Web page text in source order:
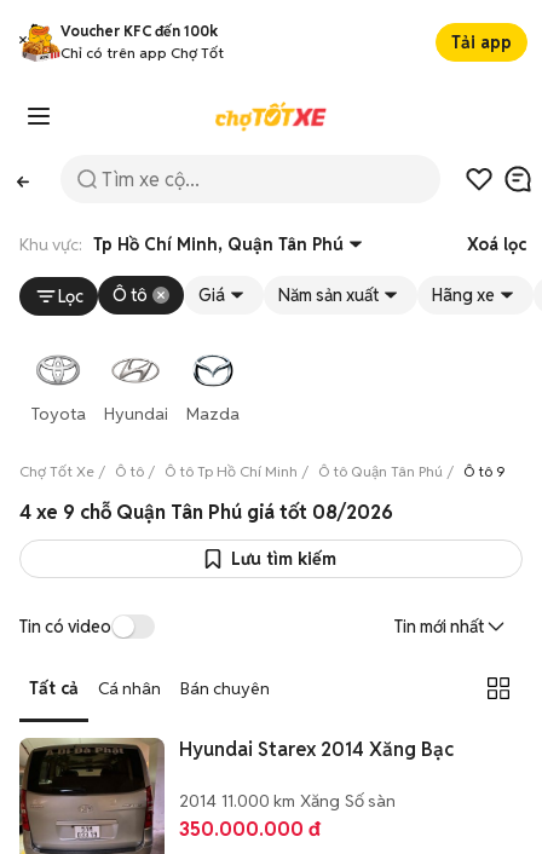
Voucher KFC đến 100k
Chỉ có trên app Chợ Tốt
Tải app
Khu vực: Tp Hồ Chí Minh, Quận Tân Phú Xoá lọc
Lọc Ô tô Giá Năm sản xuất Hãng xe
Toyota Hyundai Mazda
Chợ Tốt Xe Ô tô Ô tô Tp Hồ Chí Minh Ô tô Quận Tân Phú Ô tô 9 chỗ
4 xe 9 chỗ Quận Tân Phú giá tốt 08/2026
Lưu tìm kiếm
Tin có video Tin mới nhất
Tất cả Cá nhân Bán chuyên
Hyundai Starex 2014 Xăng Bạc
2014 11.000 km Xăng Số sàn
350.000.000 đ